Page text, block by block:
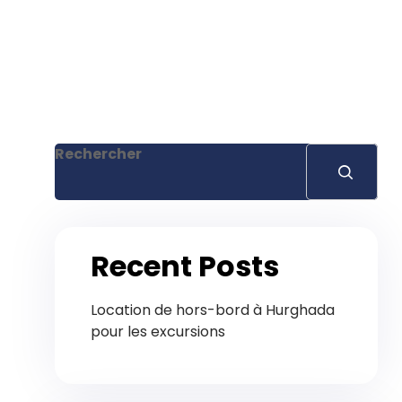
Rechercher
Recent Posts
Location de hors-bord à Hurghada
pour les excursions